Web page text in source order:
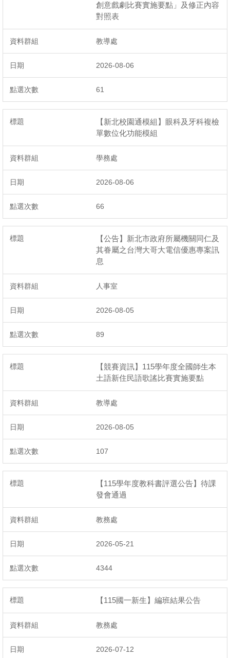
創意戲劇比賽實施要點」及修正內容
對照表
教導處
2026-08-06
61
【新北校園通模組】眼科及牙科複檢
單數位化功能模組
學務處
2026-08-06
66
【公告】新北市政府所屬機關同仁及
其眷屬之台灣大哥大電信優惠專案訊
息
人事室
2026-08-05
89
【競賽資訊】115學年度全國師生本
土語新住民語歌謠比賽實施要點
教導處
2026-08-05
107
【115學年度教科書評選公告】待課
發會通過
教務處
2026-05-21
4344
【115國一新生】編班結果公告
教務處
2026-07-12